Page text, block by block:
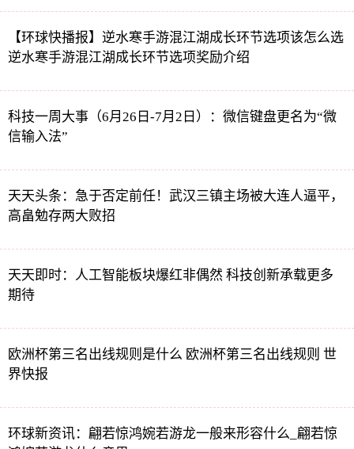
【环球快播报】逆水寒手游混江湖成长环节选项该怎么选
逆水寒手游混江湖成长环节选项奖励介绍
科技一周大事（6月26日-7月2日）：微信键盘更名为“微
信输入法”
天天头条：急于否定前任！武汉三镇主场被大连人逼平，
高畠勉存两大败招
天天即时：人工智能板块爆红非偶然 科技创新承载更多
期待
欧洲杯第三名出线规则是什么 欧洲杯第三名出线规则 世
界快报
环球新资讯：翩若惊鸿婉若游龙一般来形容什么_翩若惊